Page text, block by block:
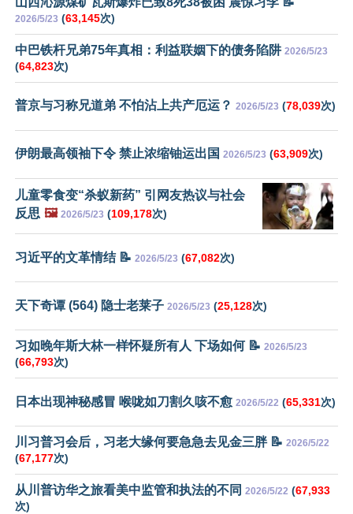
2026/5/23 (63,145次)
中巴铁杆兄弟75年真相：利益联姻下的债务陷阱 2026/5/23
(64,823次)
普京与习称兄道弟 不怕沾上共产厄运？ 2026/5/23 (78,039次)
伊朗最高领袖下令 禁止浓缩铀运出国 2026/5/23 (63,909次)
儿童零食变“杀蚁新药” 引网友热议与社会
反思 🖼️ 2026/5/23 (109,178次)
习近平的文革情结 📝 2026/5/23 (67,082次)
天下奇谭 (564) 隐士老莱子 2026/5/23 (25,128次)
习如晚年斯大林一样怀疑所有人 下场如何 📝 2026/5/23
(66,793次)
日本出现神秘感冒 喉咙如刀割久咳不愈 2026/5/22 (65,331次)
川习普习会后，习老大缘何要急急去见金三胖 📝 2026/5/22
(67,177次)
从川普访华之旅看美中监管和执法的不同 2026/5/22 (67,933
次)